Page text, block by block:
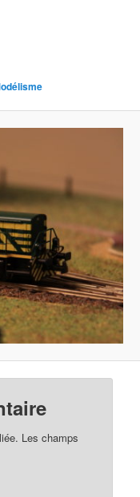
Les champs